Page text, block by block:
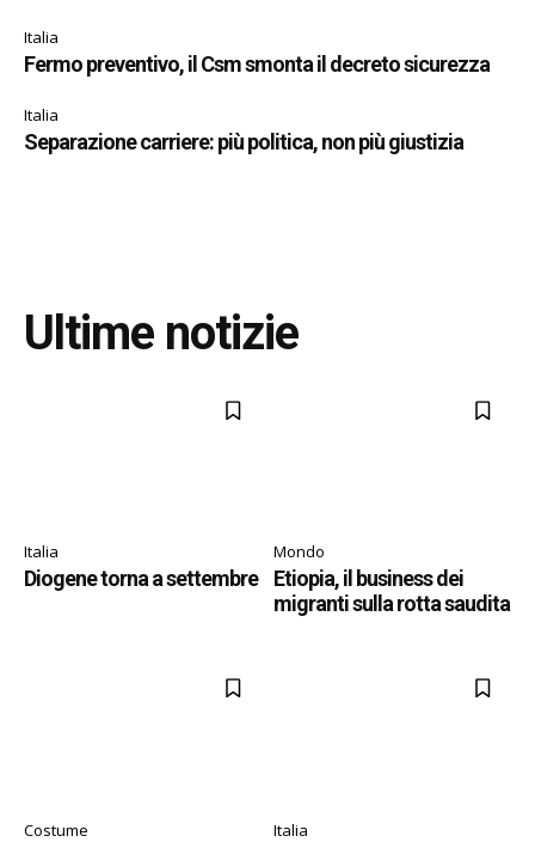
Italia
Fermo preventivo, il Csm smonta il decreto sicurezza
Italia
Separazione carriere: più politica, non più giustizia
Ultime notizie
Italia
Diogene torna a settembre
Mondo
Etiopia, il business dei
migranti sulla rotta saudita
Costume Italia